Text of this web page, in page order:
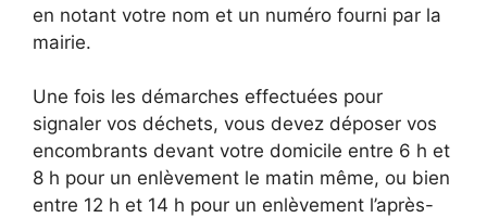
en notant votre nom et un numéro fourni par la
mairie.
Une fois les démarches effectuées pour
signaler vos déchets, vous devez déposer vos
encombrants devant votre domicile entre 6 h et
8 h pour un enlèvement le matin même, ou bien
entre 12 h et 14 h pour un enlèvement l’après-